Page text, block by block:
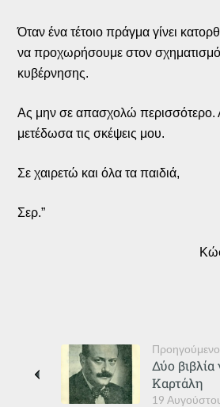
Όταν ένα τέτοιο πράγμα γίνει
να προχωρήσουμε στον
κυβέρνησης.
Ας μην σε απασχολώ περισσότερο.
μετέδωσα τις σκέψεις μου.
Σε χαιρετώ και όλα τα παιδιά,
Σερ.”
19
Δύο βιβλία
Καρτάλη